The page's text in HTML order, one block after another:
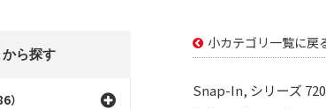
小カテゴリ一覧に戻
Snap-In, シリーズ
ら探す
）